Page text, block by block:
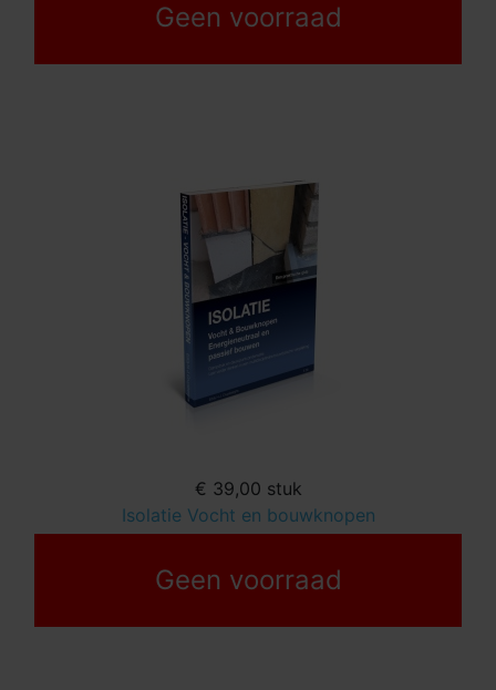
Geen voorraad
€ 39,00 stuk
Isolatie Vocht en bouwknopen
Geen voorraad